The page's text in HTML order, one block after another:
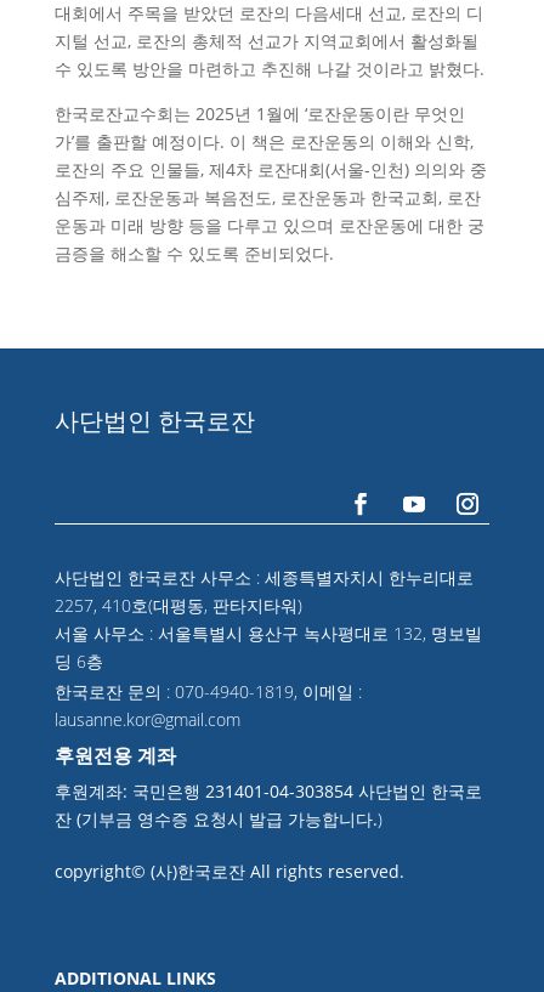
대회에서 주목을 받았던 로잔의 다음세대 선교, 로잔의 디
지털 선교, 로잔의 총체적 선교가 지역교회에서 활성화될
수 있도록 방안을 마련하고 추진해 나갈 것이라고 밝혔다.
한국로잔교수회는 2025년 1월에 ‘로잔운동이란 무엇인
가’를 출판할 예정이다. 이 책은 로잔운동의 이해와 신학,
로잔의 주요 인물들, 제4차 로잔대회(서울-인천) 의의와 중
심주제, 로잔운동과 복음전도, 로잔운동과 한국교회, 로잔
운동과 미래 방향 등을 다루고 있으며 로잔운동에 대한 궁
금증을 해소할 수 있도록 준비되었다.
사단법인 한국로잔
사단법인 한국로잔 사무소 : 세종특별자치시 한누리대로
2257, 410호(대평동, 판타지타워)
서울 사무소 : 서울특별시 용산구 녹사평대로 132, 명보빌
딩 6층
한국로잔 문의 : 070-4940-1819, 이메일 :
lausanne.kor@gmail.com
후원전용 계좌
후원계좌: 국민은행 231401-04-303854 사단법인 한국로
잔 (기부금 영수증 요청시 발급 가능합니다.)
copyright© (사)한국로잔 All rights reserved.
ADDITIONAL LINKS